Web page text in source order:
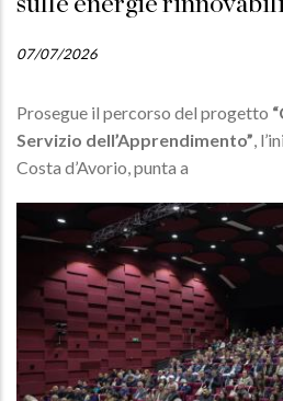
07/07/2026
Prosegue il percorso del progetto
Servizio dell’Apprendimento” ,
Costa d’Avorio, punta a